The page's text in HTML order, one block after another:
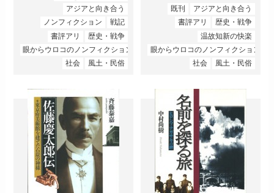
アジアと向き合う
ノンフィクション
戦記
書評アリ
歴史・戦争
眼からウロコのノンフィクション
社会
風土・民俗
既刊
アジアと向き合う
書評アリ
歴史・戦争
温故知新の快楽
眼からウロコのノンフィクション
社会
風土・民俗